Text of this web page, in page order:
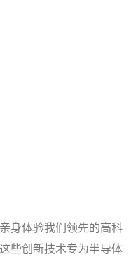
身体验我们领先的高科
些创新技术专为半导体